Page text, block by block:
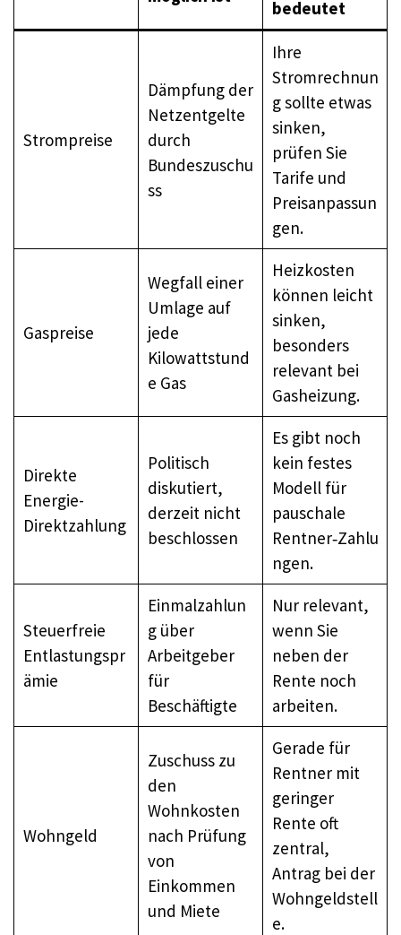
bedeutet
Strompreise
Dämpfung der
Netzentgelte
durch
Bundeszuschu
ss
Ihre
Stromrechnun
g sollte etwas
sinken,
prüfen Sie
Tarife und
Preisanpassun
gen.
Gaspreise
Wegfall einer
Umlage auf
jede
Kilowattstund
e Gas
Heizkosten
können leicht
sinken,
besonders
relevant bei
Gasheizung.
Direkte
Energie-
Direktzahlung
Politisch
diskutiert,
derzeit nicht
beschlossen
Es gibt noch
kein festes
Modell für
pauschale
Rentner‑Zahlu
ngen.
Steuerfreie
Entlastungspr
ämie
Einmalzahlun
g über
Arbeitgeber
für
Beschäftigte
Nur relevant,
wenn Sie
neben der
Rente noch
arbeiten.
Wohngeld
Zuschuss zu
den
Wohnkosten
nach Prüfung
von
Einkommen
und Miete
Gerade für
Rentner mit
geringer
Rente oft
zentral,
Antrag bei der
Wohngeldstell
e.